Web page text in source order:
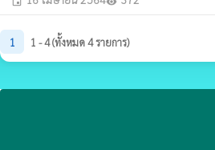
1 1 - 4 (ทั้งหมด 4 รายการ)